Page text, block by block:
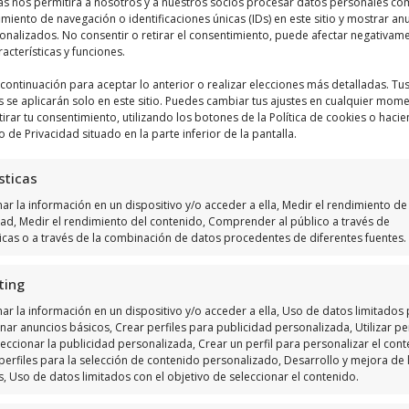
de navegación o identificaciones únicas (IDs) en este sitio y mostrar
No consentir o retirar el consentimiento, puede afectar
y funciones.
continuación para aceptar lo anterior o realizar elecciones más detalladas. Tus
se aplicarán solo en este sitio. Puedes cambiar tus ajustes en cualquier
tu consentimiento, utilizando los botones de la Política de cookies o
de Privacidad situado en la parte inferior de la pantalla.
la información en un dispositivo y/o acceder a ella, Medir el rendimiento de
Medir el rendimiento del contenido, Comprender al público a través de
o a través de la combinación de datos procedentes de diferentes fuentes.
la información en un dispositivo y/o acceder a ella, Uso de datos limitados
anuncios básicos, Crear perfiles para publicidad personalizada, Utilizar
la publicidad personalizada, Crear un perfil para personalizar el
para la selección de contenido personalizado, Desarrollo y mejora de
Uso de datos limitados con el objetivo de seleccionar el contenido.
Haz clic para aceptar márketing cookies y
habilitar este contenido